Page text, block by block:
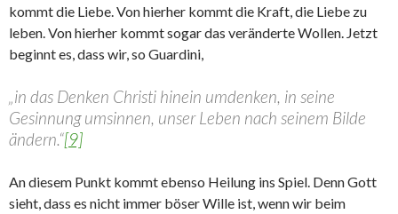
kommt die Liebe. Von hierher kommt die Kraft, die Liebe zu
leben. Von hierher kommt sogar das veränderte Wollen. Jetzt
beginnt es, dass wir, so Guardini,
„in das Denken Christi hinein umdenken, in seine
Gesinnung umsinnen, unser Leben nach seinem Bilde
ändern.“[9]
An diesem Punkt kommt ebenso Heilung ins Spiel. Denn Gott
sieht, dass es nicht immer böser Wille ist, wenn wir beim